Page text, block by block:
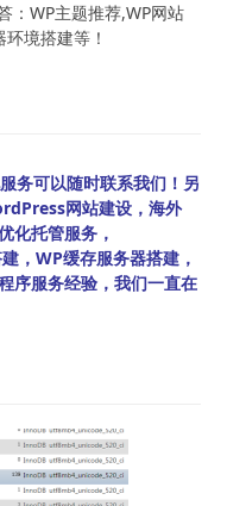
：WP主题推荐,WP网站
境搭建等！
务可以随时联系我们！另
网站建设，海外
化托管服务，
，WP缓存服务器搭建，
序服务经验，我们一直在